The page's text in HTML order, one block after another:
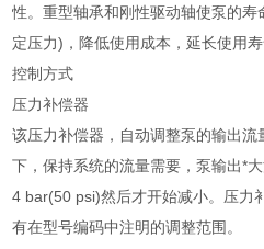
性。重型轴承和刚性驱动轴使泵的
定压力)，降低使用成本，延长使用寿
控制方式
压力补偿器
该压力补偿器，自动调整泵的输出流
下，保持系统的流量需要，泵输出*
4 bar(50 psi)然后才开始减小。压力
有在型号编码中注明的调整范围。